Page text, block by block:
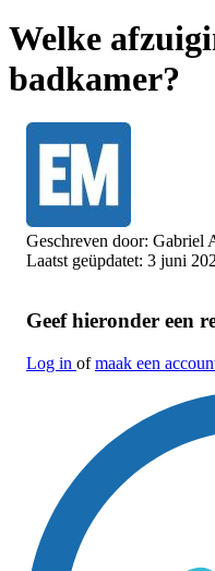
Welke
badkamer?
Geschreven door: Gabriel
Laatst geüpdatet: 3 juni
Geef hieronder een
Log in ofmaak een